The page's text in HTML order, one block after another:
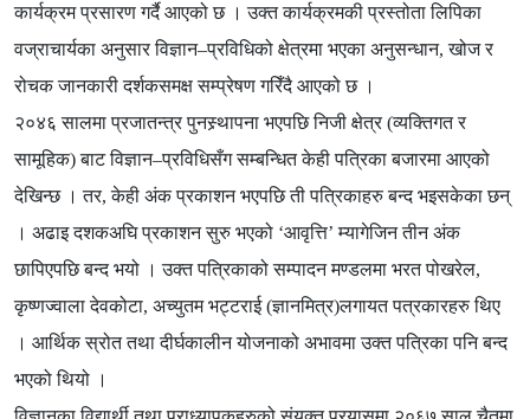
कार्यक्रम प्रसारण गर्दै आएको छ । उक्त कार्यक्रमकी प्रस्तोता लिपिका
वज्राचार्यका अनुसार विज्ञान–प्रविधिको क्षेत्रमा भएका अनुसन्धान, खोज र
रोचक जानकारी दर्शकसमक्ष सम्प्रेषण गरिँदै आएको छ ।
२०४६ सालमा प्रजातन्त्र पुनस्र्थापना भएपछि निजी क्षेत्र (व्यक्तिगत र
सामूहिक) बाट विज्ञान–प्रविधिसँग सम्बन्धित केही पत्रिका बजारमा आएको
देखिन्छ । तर, केही अंक प्रकाशन भएपछि ती पत्रिकाहरु बन्द भइसकेका छन्
। अढाइ दशकअघि प्रकाशन सुरु भएको ‘आवृत्ति’ म्यागेजिन तीन अंक
छापिएपछि बन्द भयो । उक्त पत्रिकाको सम्पादन मण्डलमा भरत पोखरेल,
कृष्णज्वाला देवकोटा, अच्युतम भट्टराई (ज्ञानमित्र)लगायत पत्रकारहरु थिए
। आर्थिक स्रोत तथा दीर्घकालीन योजनाको अभावमा उक्त पत्रिका पनि बन्द
भएको थियो ।